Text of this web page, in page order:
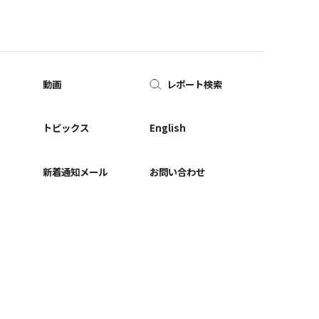
動画
トピックス
新着通知メール
レポート検索
English
お問い合わせ